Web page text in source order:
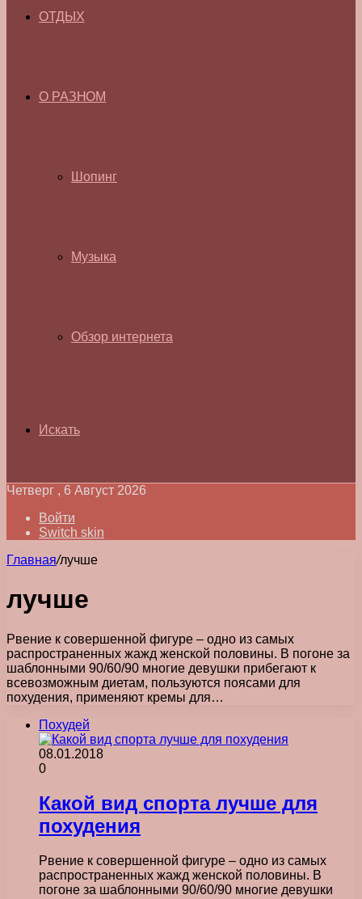
ОТДЫХ
О РАЗНОМ
Шопинг
Музыка
Обзор интернета
Искать
Четверг , 6 Август 2026
Войти
Switch skin
Главная/лучше
лучше
Рвение к совершенной фигуре – одно из самых
распространенных жажд женской половины. В погоне за
шаблонными 90/60/90 многие девушки прибегают к
всевозможным диетам, пользуются поясами для
похудения, применяют кремы для…
Похудей
08.01.2018
0
Какой вид спорта лучше для
похудения
Рвение к совершенной фигуре – одно из самых
распространенных жажд женской половины. В
погоне за шаблонными 90/60/90 многие девушки